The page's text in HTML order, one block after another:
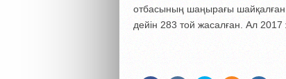
отбасының шаңырағы
дейін 283 той жасалған. Ал